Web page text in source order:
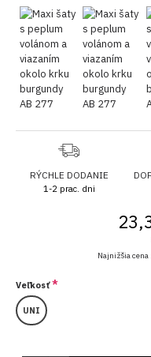
RÝCHLE DODANIE
1-2 prac. dni
Najnižšia
Veľkosť
UNI